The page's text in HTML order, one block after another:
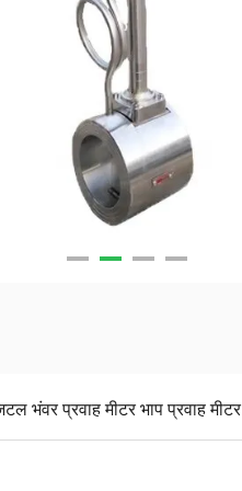
भंवर प्रवाह मीटर भाप प्रवाह मीटर